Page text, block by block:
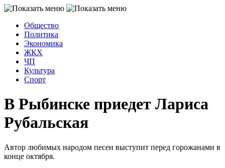
Общество
Политика
Экономика
ЖКХ
ЧП
Культура
Спорт
В Рыбинске приедет Лариса
Рубальская
Автор любимых народом песен выступит перед горожанами в
конце октября.